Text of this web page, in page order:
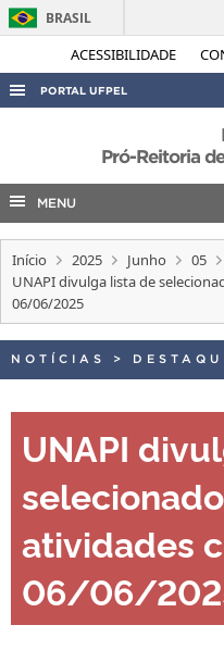
ACESSIBILIDADE
BRASIL
PORTAL UFPEL
AUDITORIA
COBALTO
CONCURSOS
EDITAIS
INTERNACIONAL
Pró-Reitoria
MENU
Início 2025 Junho
05
UNAPI divulga lista de
06/06/2025
NOTÍCIAS >
UNAPI
atividades
06/06/